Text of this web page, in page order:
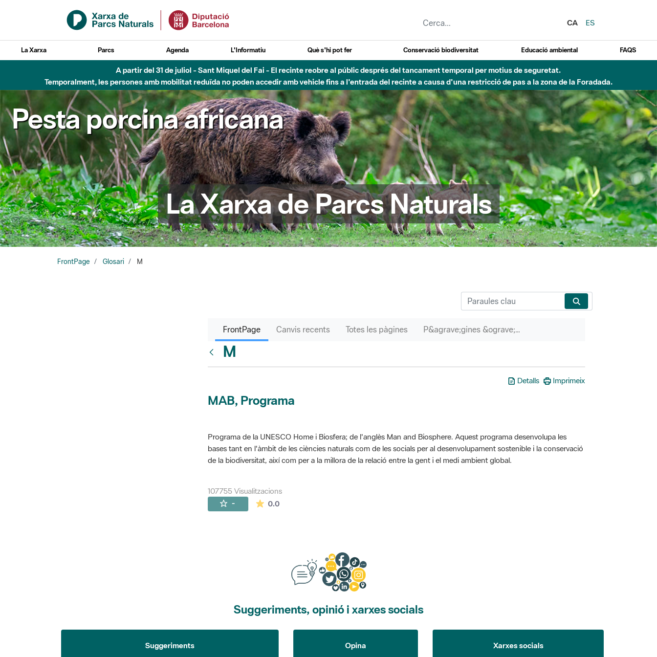
Salta al contingut principal
CA
ES
La Xarxa Parcs Agenda L'Informatiu Què s'hi pot fer Conservació biodiversitat Educació ambiental FAQS
A partir del 31 de juliol - Sant Miquel del Fai - El recinte reobre al públic després del tancament temporal per motius de seguretat.
Temporalment, les persones amb mobilitat reduïda no poden accedir amb vehicle fins a l'entrada del recinte a causa d'una restricció de pas a la zona de la Foradada.
Pesta porcina africana
La Xarxa de Parcs Naturals
FrontPage Glosari M
FrontPage Canvis recents Totes les pàgines P&agrave;gines &ograve;rfenes
M
Detalls Imprimeix
MAB, Programa
Programa de la UNESCO Home i Biosfera; de l'anglès Man and Biosphere. Aquest programa desenvolupa les
bases tant en l'àmbit de les ciències naturals com de les socials per al desenvolupament sostenible i la conservació
de la biodiversitat, així com per a la millora de la relació entre la gent i el medi ambient global.
107755 Visualitzacions
- 0.0La mitjana de les valoracions és de 0 estrelles de 5.
Suggeriments, opinió i xarxes socials
Suggeriments Opina Xarxes socials